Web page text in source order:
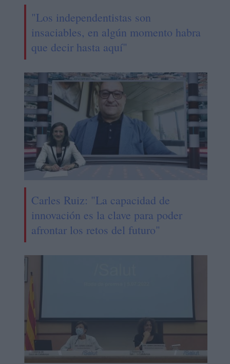
"Los independentistas son
insaciables, en algún momento habra
que decir hasta aquí"
Carles Ruiz: "La capacidad de
innovación es la clave para poder
afrontar los retos del futuro"